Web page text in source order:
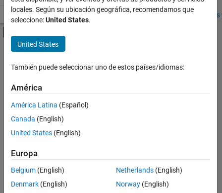
Visión general Búsqueda de empleo Oficinas locales
Contenido principal
FILTRADO POR
Technical Writing
Ordenar por
Guardar
empleos
seleccionados
locales. Según su ubicación geográfica, recomendamos que
seleccione:United States.
United States
También puede seleccionar uno de estos países/idiomas:
América
América Latina (Español)
Canada (English)
United States (English)
Europa
Belgium (English)
Denmark (English)
Netherlands(English)
Norway(English)